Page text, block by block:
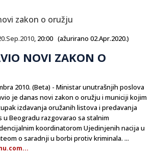
, 20:00 (ažurirano 02.Apr.2020.)
NOVI ZAKON O
2010. (Beta) - Ministar unutrašnjih poslova
je danas novi zakon o oružju i municiji kojim
izdavanja oružanih listova i predavanja
u Beogradu razgovarao sa stalnim
koordinatorom Ujedinjenih nacija u
o saradnji u borbi protiv kriminala. ...